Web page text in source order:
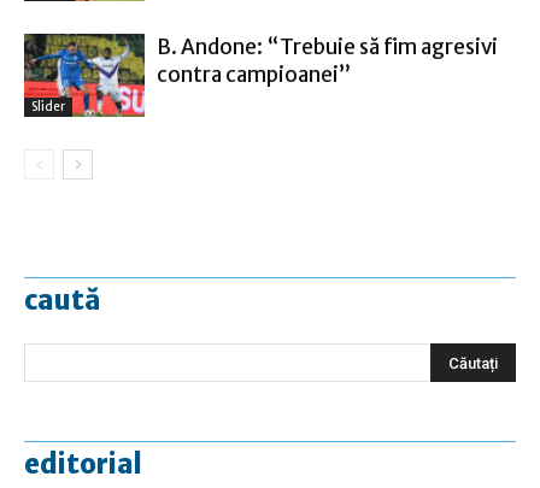
Slider
B. Andone: “Trebuie să fim agresivi
contra campioanei”
caută
editorial